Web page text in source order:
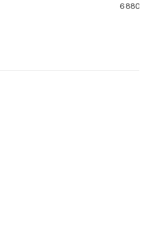
6 880